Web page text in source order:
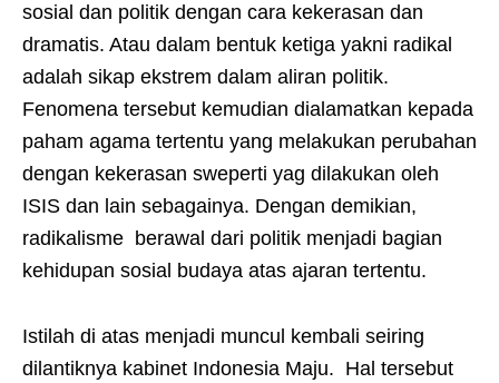
sosial dan politik dengan cara kekerasan dan
dramatis. Atau dalam bentuk ketiga yakni radikal
adalah sikap ekstrem dalam aliran politik.
Fenomena tersebut kemudian dialamatkan kepada
paham agama tertentu yang melakukan perubahan
dengan kekerasan sweperti yag dilakukan oleh
ISIS dan lain sebagainya. Dengan demikian,
radikalisme berawal dari politik menjadi bagian
kehidupan sosial budaya atas ajaran tertentu.
Istilah di atas menjadi muncul kembali seiring
dilantiknya kabinet Indonesia Maju. Hal tersebut